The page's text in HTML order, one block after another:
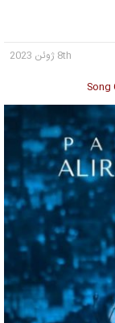
8th ژوئن 2023
Song